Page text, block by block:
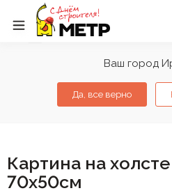
Ваш город
Да, все верно
Картина на
70х50см